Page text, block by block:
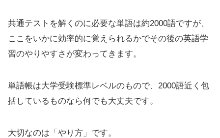
共通テストを解くのに必要な単語は約2000語ですが、
ここをいかに効率的に覚えられるかでその後の英語学
習のやりやすさが変わってきます。
単語帳は大学受験標準レベルのもので、2000語近く包
括しているものなら何でも大丈夫です。
大切なのは「やり方」です。